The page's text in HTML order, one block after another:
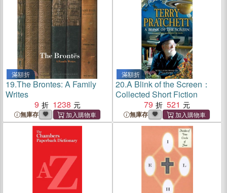
滿額折
19.The Brontes: A Family
Writes
9
1238
無庫存
滿額折
20.A Blink of the Screen：
Collected Short Fiction
79
521
無庫存